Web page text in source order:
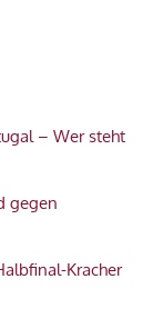
– Wer steht
gegen
Kracher